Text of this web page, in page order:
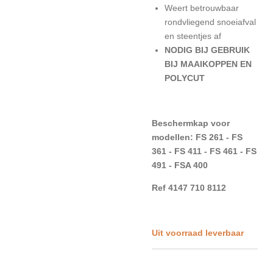
Weert betrouwbaar
rondvliegend snoeiafval
en steentjes af
NODIG BIJ GEBRUIK
BIJ MAAIKOPPEN EN
POLYCUT
Beschermkap voor
modellen: FS 261 - FS
361 - FS 411 - FS 461 - FS
491 - FSA 400
Ref 4147 710 8112
Uit voorraad leverbaar